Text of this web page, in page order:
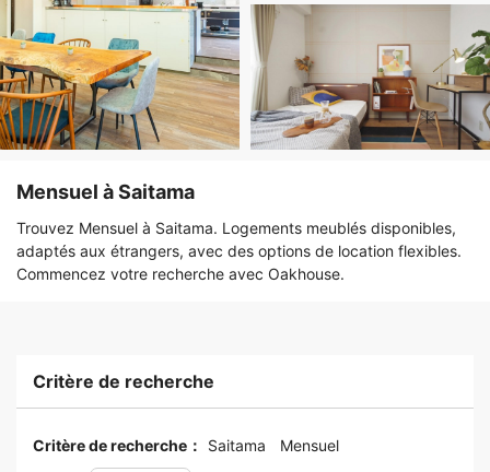
Mensuel à Saitama
Trouvez Mensuel à Saitama. Logements meublés disponibles,
adaptés aux étrangers, avec des options de location flexibles.
Commencez votre recherche avec Oakhouse.
Critère de recherche
Critère de recherche： Saitama Mensuel